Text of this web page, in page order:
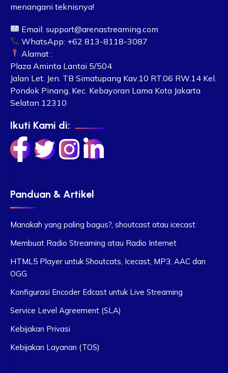
menangani teknisnya!
Email:support@arenastreaming.com
WhatsApp: +62 813-8118-3087
Alamat :
Plaza Aminta Lantai 5/504
Jalan Let. Jen. TB Simatupang Kav.10 RT.06 RW.14 Kel.
Pondok Pinang, Kec. Kebayoran Lama Kota Jakarta
Selatan 12310
Ikuti Kami di:
Panduan & Artikel
Manakah yang paling bagus?, shoutcast atau icecast
Membuat Radio Streaming atau Radio Internet
HTML5 Player untuk Shoutcats, Icecast, MP3, AAC dan
OGG
Konfigurasi Encoder Edcast untuk Live Streaming
Service Level Agreement (SLA)
Kebijakan Privasi
Kebijakan Layanan (TOS)